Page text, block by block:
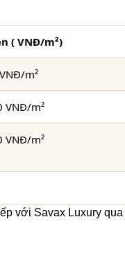
( VNĐ/m²)
m²
VNĐ/m²
VNĐ/m²
với Savax Luxury